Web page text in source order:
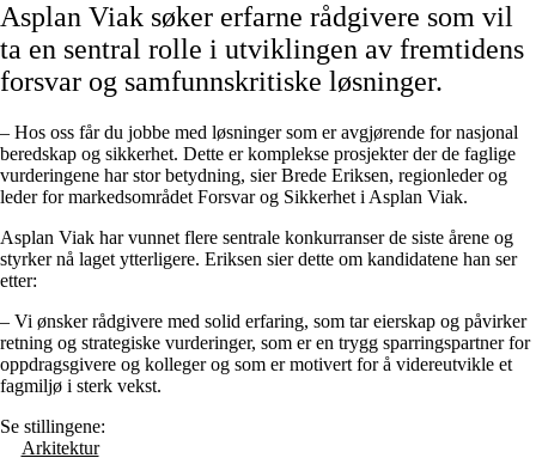
Asplan Viak søker erfarne rådgivere som vil
ta en sentral rolle i utviklingen av fremtidens
forsvar og samfunnskritiske løsninger.
– Hos oss får du jobbe med løsninger som er avgjørende for nasjonal
beredskap og sikkerhet. Dette er komplekse prosjekter der de faglige
vurderingene har stor betydning, sier Brede Eriksen, regionleder og
leder for markedsområdet Forsvar og Sikkerhet i Asplan Viak.
Asplan Viak har vunnet flere sentrale konkurranser de siste årene og
styrker nå laget ytterligere. Eriksen sier dette om kandidatene han ser
etter:
– Vi ønsker rådgivere med solid erfaring, som tar eierskap og påvirker
retning og strategiske vurderinger, som er en trygg sparringspartner for
oppdragsgivere og kolleger og som er motivert for å videreutvikle et
fagmiljø i sterk vekst.
Se stillingene:
Arkitektur